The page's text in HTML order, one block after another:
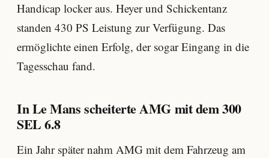
Handicap locker aus. Heyer und Schickentanz
standen 430 PS Leistung zur Verfügung. Das
ermöglichte einen Erfolg, der sogar Eingang in die
Tagesschau fand.
In Le Mans scheiterte AMG mit dem 300
SEL 6.8
Ein Jahr später nahm AMG mit dem Fahrzeug am